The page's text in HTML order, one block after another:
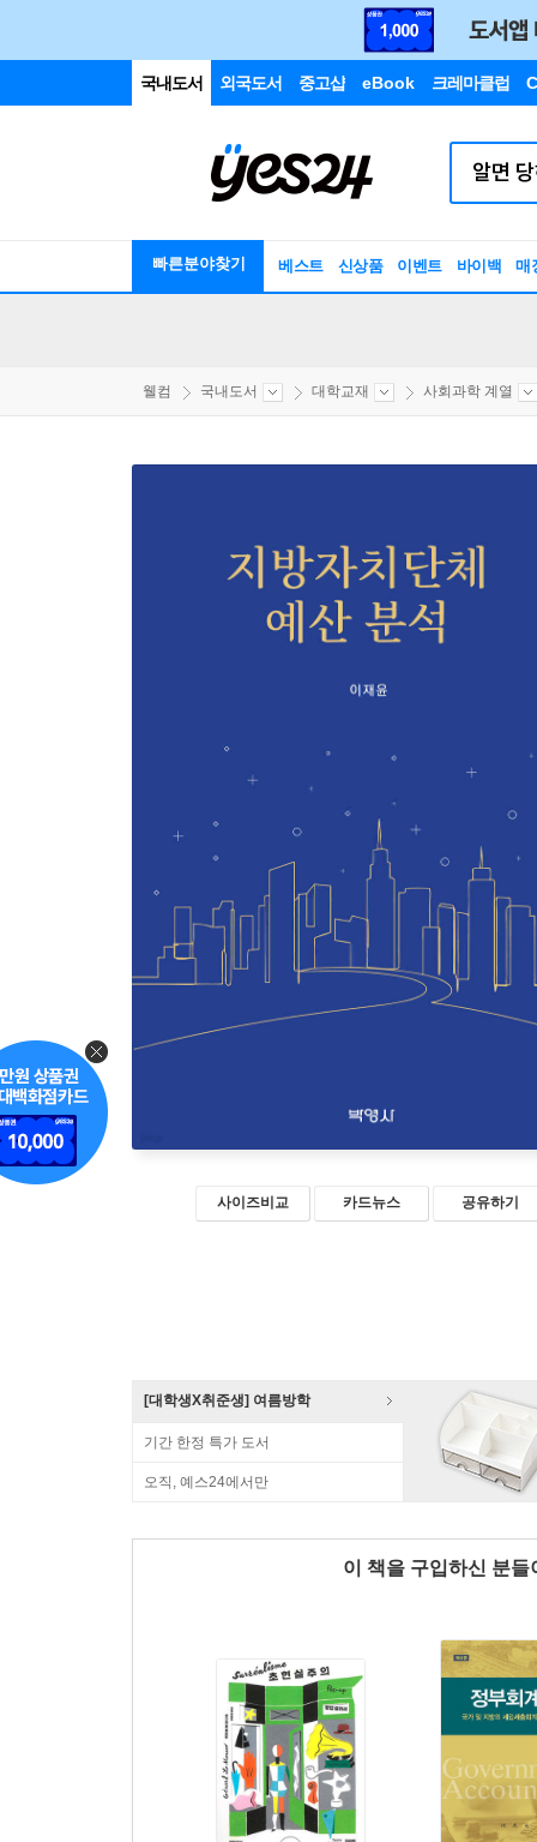
국내도서 외국도서 중고샵 eBook 크레마클럽
빠른분야찾기 베스트 신상품 이벤트 바이백 매
웰컴 국내도서 대학교재 사회과학 계열
사이즈비교 카드뉴스 공유하기
[대학생X취준생] 여름방학
기간 한정 특가 도서
오직, 예스24에서만
이 책을 구입하신 분